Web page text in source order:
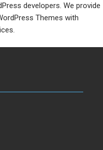
developers. We provide
Themes with